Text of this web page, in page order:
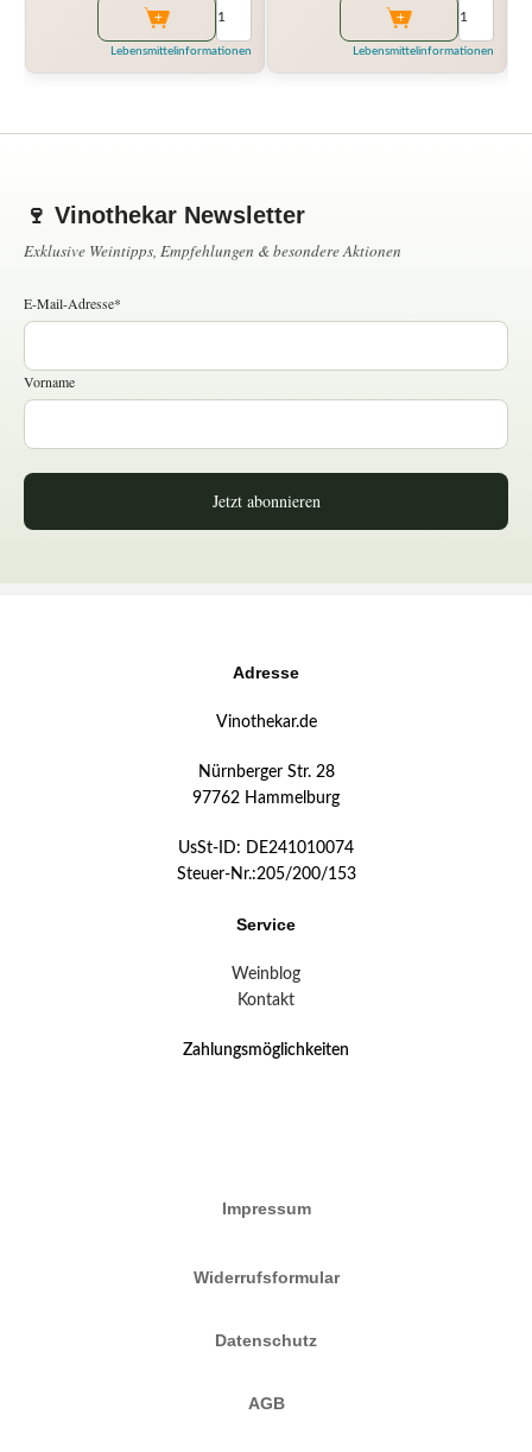
Lebensmittelinformationen Lebensmittelinformationen
🍷 Vinothekar Newsletter
Exklusive Weintipps, Empfehlungen & besondere Aktionen
E-Mail-Adresse*
Vorname
Jetzt abonnieren
Adresse
Vinothekar.de
Nürnberger Str. 28
97762 Hammelburg
UsSt-ID: DE241010074
Steuer-Nr.:205/200/153
Service
Weinblog
Kontakt
Zahlungsmöglichkeiten
Impressum
Widerrufsformular
Datenschutz
AGB